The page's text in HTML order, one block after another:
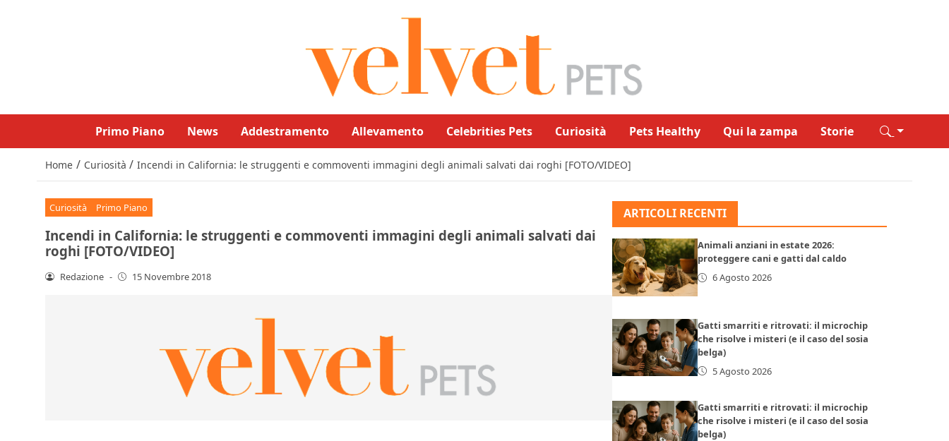
Primo Piano News Addestramento Allevamento Celebrities Pets Curiosità Pets Healthy Qui la zampa Storie
Home / Curiosità / Incendi in California: le struggenti e commoventi immagini degli animali salvati dai roghi [FOTO/VIDEO]
Curiosità Primo Piano
Incendi in California: le struggenti e commoventi immagini degli animali salvati dai
roghi [FOTO/VIDEO]
Redazione - 15 Novembre 2018
ARTICOLI RECENTI
Animali anziani in estate 2026:
proteggere cani e gatti dal caldo
6 Agosto 2026
Gatti smarriti e ritrovati: il microchip
che risolve i misteri (e il caso del sosia
belga)
5 Agosto 2026
Gatti smarriti e ritrovati: il microchip
che risolve i misteri (e il caso del sosia
belga)